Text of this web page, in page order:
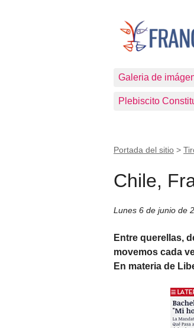
Galeria de
Plebiscito
Portada del sitio >
Chile,
Lunes 6 de junio de
Entre querellas,
movemos cada
En materia de